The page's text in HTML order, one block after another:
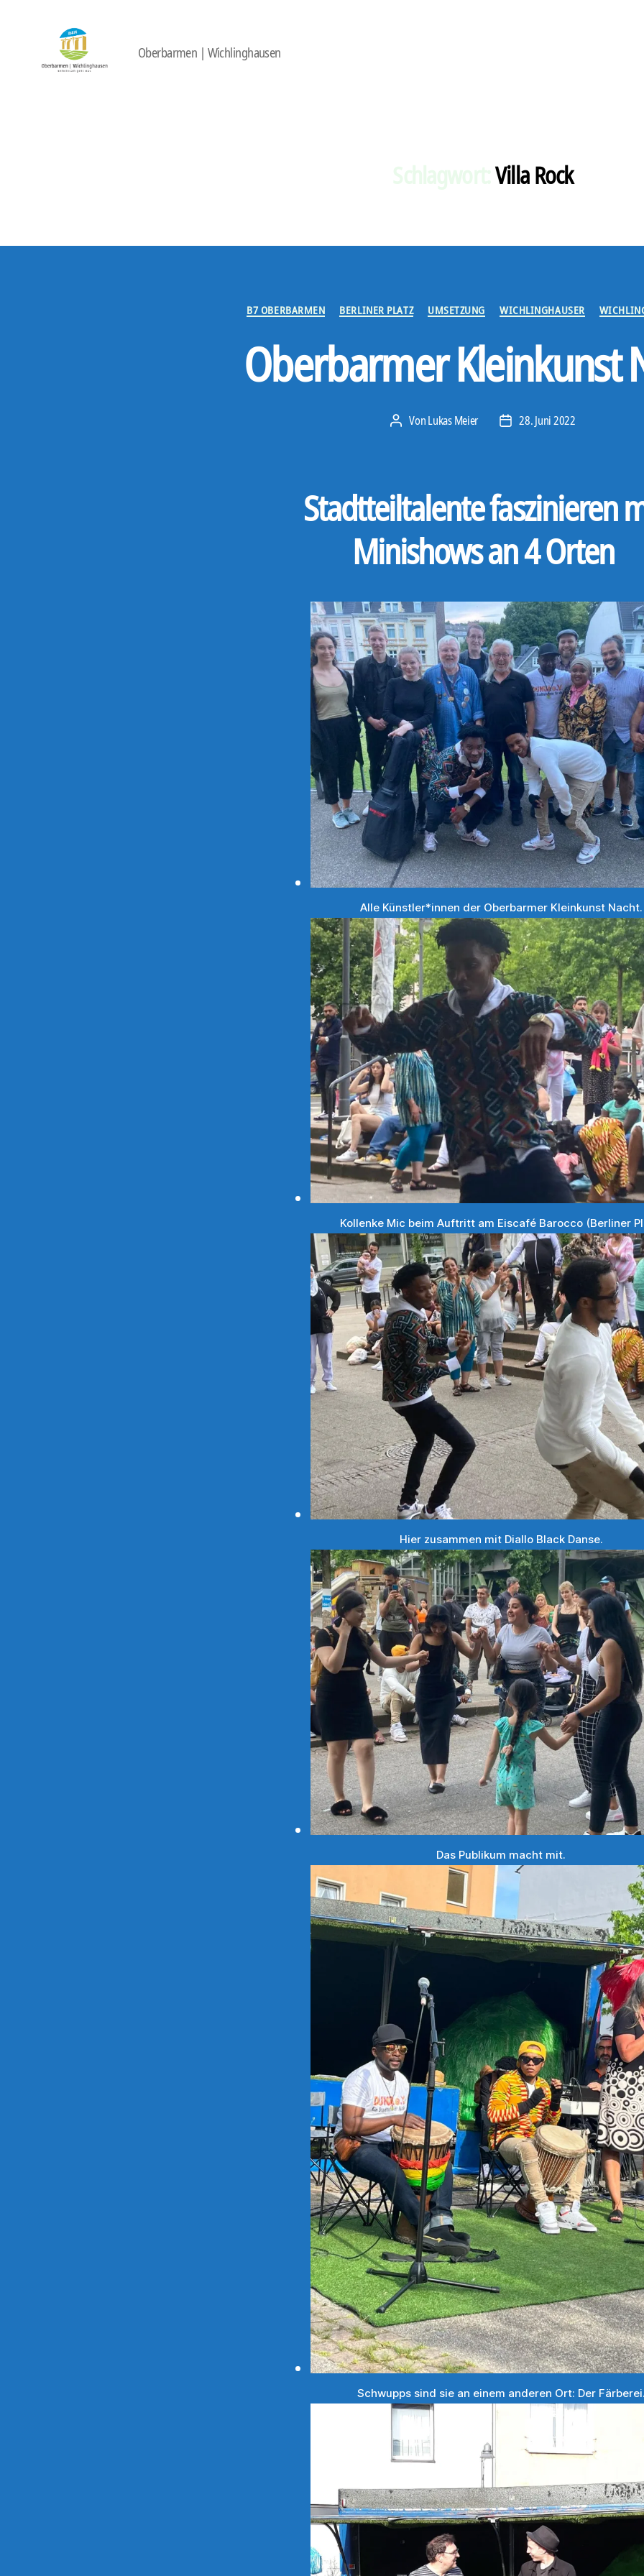
Oberbarmen | Wichlinghausen
Villa Rock
Kategorien
B7 OBERBARMEN BERLINER PLATZ UMSETZUNG WICHLINGHAUSER
Oberbarmer Kleinkunst
Beitragsautor
VonLukas Meier Veröffentlichungsdatum
28. Juni 2022
Stadtteiltalente faszinieren
Minishows an 4 Orten
Alle Künstler*innen der Oberbarmer Kleinkunst Nacht.
Kollenke Mic beim Auftritt am Eiscafé Barocco (Berliner
Hier zusammen mit Diallo Black Danse.
Das Publikum macht mit.
Schwupps sind sie an einem anderen Ort: Der